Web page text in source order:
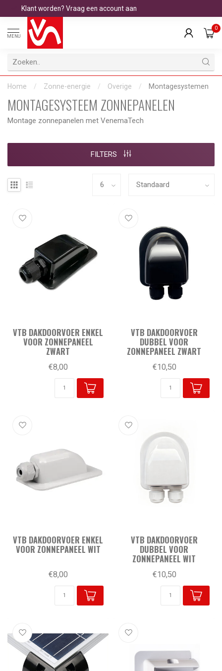
Klant worden? Vraag een account aan
MENU
0
Home / Zonne-energie / Overige / Montagesystemen
MONTAGESYSTEEM ZONNEPANELEN
Montage zonnepanelen met VenemaTech
FILTERS
VTB DAKDOORVOER ENKEL
VOOR ZONNEPANEEL
ZWART
€8,00
VTB DAKDOORVOER
DUBBEL VOOR
ZONNEPANEEL ZWART
€10,50
VTB DAKDOORVOER ENKEL
VOOR ZONNEPANEEL WIT
€8,00
VTB DAKDOORVOER
DUBBEL VOOR
ZONNEPANEEL WIT
€10,50